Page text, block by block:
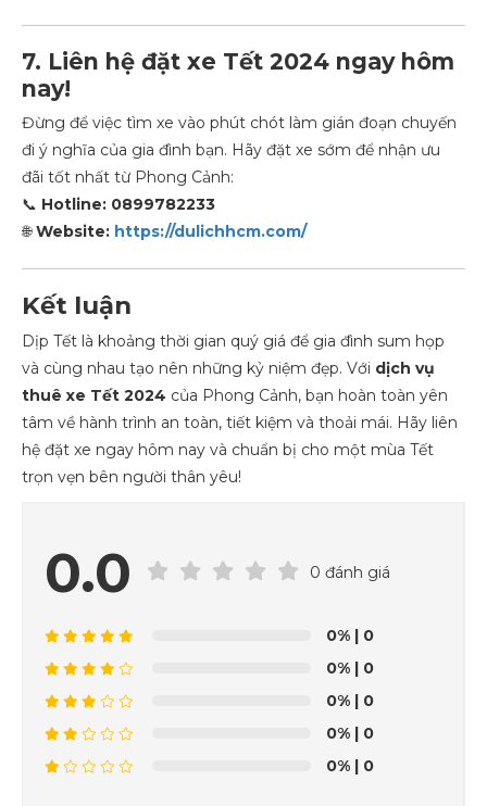
7. Liên hệ đặt xe Tết 2024 ngay hôm
nay!
Đừng để việc tìm xe vào phút chót làm gián đoạn chuyến
đi ý nghĩa của gia đình bạn. Hãy đặt xe sớm để nhận ưu
đãi tốt nhất từ Phong Cảnh:
📞 Hotline: 0899782233
🌐Website: https://dulichhcm.com/
Kết luận
Dịp Tết là khoảng thời gian quý giá để gia đình sum họp
và cùng nhau tạo nên những kỷ niệm đẹp. Với dịch vụ
thuê xe Tết 2024 của Phong Cảnh, bạn hoàn toàn yên
tâm về hành trình an toàn, tiết kiệm và thoải mái. Hãy liên
hệ đặt xe ngay hôm nay và chuẩn bị cho một mùa Tết
trọn vẹn bên người thân yêu!
0.0 0 đánh giá
0% | 0
0% | 0
0% | 0
0% | 0
0% | 0